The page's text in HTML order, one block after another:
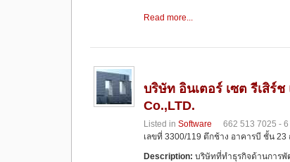
a
e
b
o
o
k
o
o
n
e
Read more...
บริษัท อินเตอร์ เซต รีเสิร์
Co.,LTD.
Listed in Software
662 513 7025 - 6
เลขที่ 3300/119 ตึกช้าง อาคารบี ชั้น
Description: บริษัทที่ทำธุรกิจด้านการพั